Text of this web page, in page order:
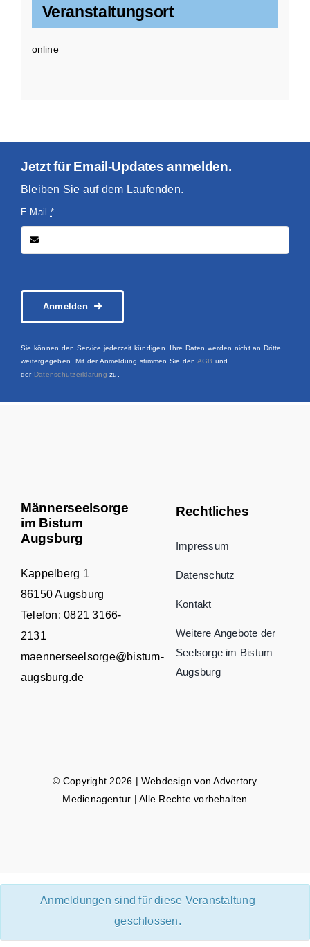
Veranstaltungsort
online
Jetzt für Email-Updates anmelden.
Bleiben Sie auf dem Laufenden.
E-Mail *
Anmelden
Sie können den Service jederzeit kündigen. Ihre Daten werden nicht an Dritte
weitergegeben. Mit der Anmeldung stimmen Sie den AGB und
der Datenschutzerklärung zu.
Männerseelsorge
im Bistum
Augsburg
Kappelberg 1
86150 Augsburg
Telefon:0821 3166-
2131
maennerseelsorge@bistum-
augsburg.de
Rechtliches
Impressum
Datenschutz
Kontakt
Weitere Angebote der
Seelsorge im Bistum
Augsburg
© Copyright 2026 | Webdesign vonAdvertory
Medienagentur | Alle Rechte vorbehalten
Anmeldungen sind für diese Veranstaltung
geschlossen.